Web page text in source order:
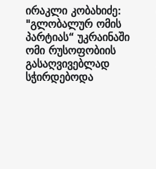
ირაკლი კობახიძე:
"გლობალურ ომის
პარტიას“ უკრაინაში
ომი რუსოფობიის
გასაღვივებლად
სჭირდებოდა